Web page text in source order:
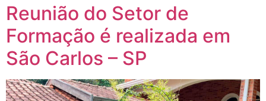
Reunião do Setor de
Formação é realizada em
São Carlos – SP